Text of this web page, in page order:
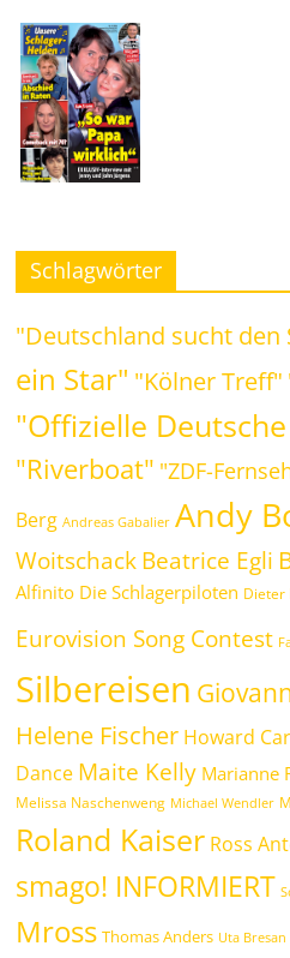
Schlagwörter
"Deutschland sucht den
ein Star" "Kölner Treff"
"Offizielle
"Riverboat" "ZDF-
Berg Andreas Gabalier Andy
WoitschackBeatrice Egli
Alfinito Die Schlagerpiloten Dieter
Eurovision Song Contest
Silbereisen
Helene Fischer Howard
Dance Maite Kelly Marianne
Melissa Naschenweng Michael Wendler
Roland Kaiser Ross
smago! INFORMIERT
Mross Thomas Anders Uta Bresan